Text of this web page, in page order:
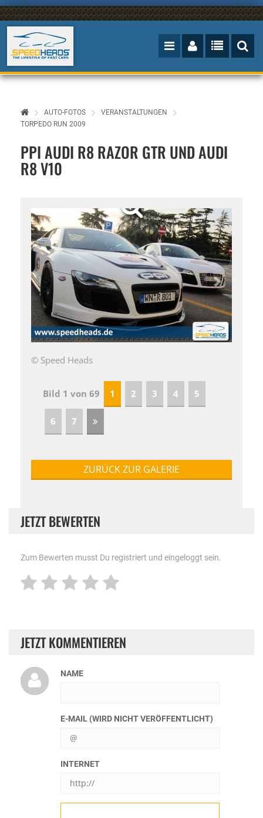
AUTO-FOTOS
VERANSTALTUNGEN
TORPEDO RUN 2009
PPI AUDI R8 RAZOR GTR UND AUDI
R8 V10
© Speed Heads
Bild 1 von 69 1 2 3 4 5
6 7
ZURÜCK ZUR GALERIE
JETZT BEWERTEN
Zum Bewerten musst Du registriert und eingeloggt sein.
JETZT KOMMENTIEREN
NAME
E-MAIL (WIRD NICHT VERÖFFENTLICHT)
INTERNET